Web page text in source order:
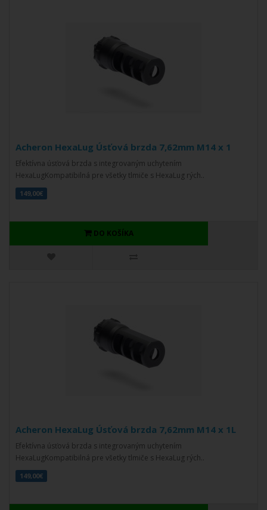
Acheron HexaLug Úsťová brzda 7,62mm M14 x 1
Efektívna úsťová brzda s integrovaným uchytením
HexaLugKompatibilná pre všetky tlmiče s HexaLug rých..
149,00€
DO KOŠÍKA
Acheron HexaLug Úsťová brzda 7,62mm M14 x 1L
Efektívna úsťová brzda s integrovaným uchytením
HexaLugKompatibilná pre všetky tlmiče s HexaLug rých..
149,00€